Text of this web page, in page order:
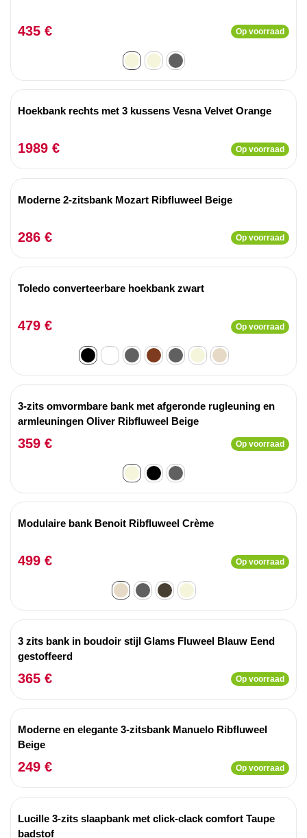
435 € Op voorraad
Hoekbank rechts met 3 kussens Vesna Velvet Orange
1989 € Op voorraad
Moderne 2-zitsbank Mozart Ribfluweel Beige
286 € Op voorraad
Toledo converteerbare hoekbank zwart
479 € Op voorraad
3-zits omvormbare bank met afgeronde rugleuning en
armleuningen Oliver Ribfluweel Beige
359 € Op voorraad
Modulaire bank Benoit Ribfluweel Crème
499 € Op voorraad
3 zits bank in boudoir stijl Glams Fluweel Blauw Eend
gestoffeerd
365 € Op voorraad
Moderne en elegante 3-zitsbank Manuelo Ribfluweel
Beige
249 € Op voorraad
Lucille 3-zits slaapbank met click-clack comfort Taupe
badstof